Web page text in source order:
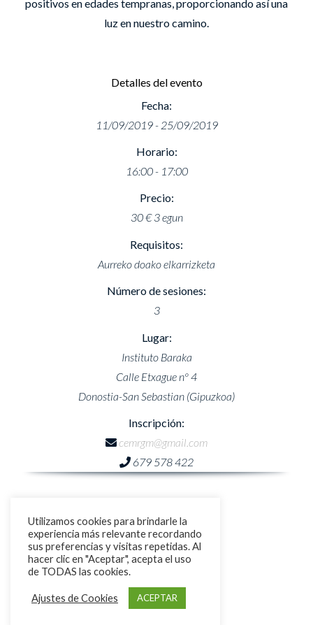
positivos en edades tempranas, proporcionando así una
luz en nuestro camino.
Detalles del evento
Fecha:
11/09/2019 - 25/09/2019
Horario:
16:00 - 17:00
Precio:
30 € 3 egun
Requisitos:
Aurreko doako elkarrizketa
Número de sesiones:
3
Lugar:
Instituto Baraka
Calle Etxague nº 4
Donostia-San Sebastian (Gipuzkoa)
Inscripción:
cemrgm@gmail.com
679 578 422
Utilizamos cookies para brindarle la
experiencia más relevante recordando
sus preferencias y visitas repetidas. Al
hacer clic en "Aceptar", acepta el uso
de TODAS las cookies.
Ajustes de Cookies ACEPTAR